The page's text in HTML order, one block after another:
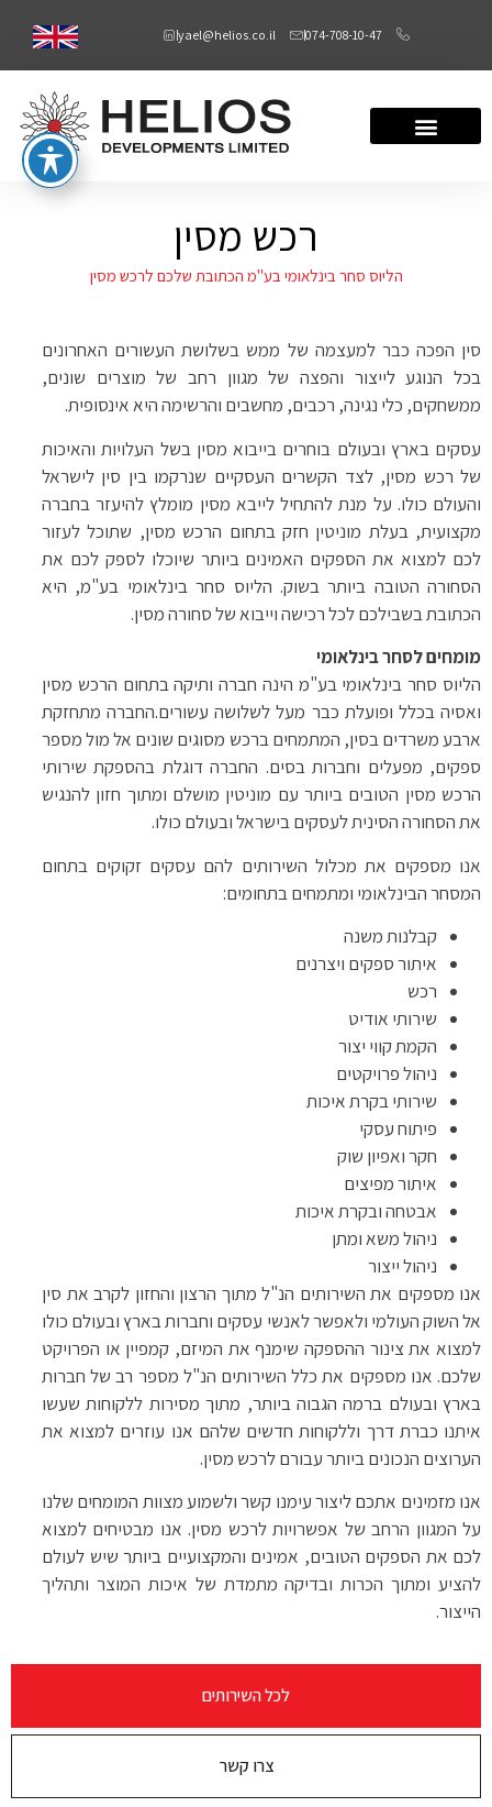
074-708-10-47
yael@helios.co.il
רכש מסין
הליוס סחר בינלאומי בע"מ הכתובת שלכם לרכש מסין
סין הפכה כבר למעצמה של ממש בשלושת העשורים האחרונים
בכל הנוגע לייצור והפצה של מגוון רחב של מוצרים שונים,
ממשחקים, כלי נגינה, רכבים, מחשבים והרשימה היא אינסופית.
עסקים בארץ ובעולם בוחרים בייבוא מסין בשל העלויות והאיכות
של רכש מסין, לצד הקשרים העסקיים שנרקמו בין סין לישראל
והעולם כולו. על מנת להתחיל לייבא מסין מומלץ להיעזר בחברה
מקצועית, בעלת מוניטין חזק בתחום הרכש מסין, שתוכל לעזור
לכם למצוא את הספקים האמינים ביותר שיוכלו לספק לכם את
הסחורה הטובה ביותר בשוק. הליוס סחר בינלאומי בע"מ, היא
הכתובת בשבילכם לכל רכישה וייבוא של סחורה מסין.
מומחים לסחר בינלאומי
הליוס סחר בינלאומי בע"מ הינה חברה ותיקה בתחום הרכש מסין
ואסיה בכלל ופועלת כבר מעל לשלושה עשורים.החברה מתחזקת
ארבע משרדים בסין, המתמחים ברכש מסוגים שונים אל מול מספר
ספקים, מפעלים וחברות בסים. החברה דוגלת בהספקת שירותי
הרכש מסין הטובים ביותר עם מוניטין מושלם ומתוך חזון להנגיש
את הסחורה הסינית לעסקים בישראל ובעולם כולו.
אנו מספקים את מכלול השירותים להם עסקים זקוקים בתחום
המסחר הבינלאומי ומתמחים בתחומים:
קבלנות משנה
איתור ספקים ויצרנים
רכש
שירותי אודיט
הקמת קווי יצור
ניהול פרויקטים
שירותי בקרת איכות
פיתוח עסקי
חקר ואפיון שוק
איתור מפיצים
אבטחה ובקרת איכות
ניהול משא ומתן
ניהול ייצור
אנו מספקים את השירותים הנ"ל מתוך הרצון והחזון לקרב את סין
אל השוק העולמי ולאפשר לאנשי עסקים וחברות בארץ ובעולם כולו
למצוא את צינור ההספקה שימנף את המיזם, קמפיין או הפרויקט
שלכם. אנו מספקים את כלל השירותים הנ"ל מספר רב של חברות
בארץ ובעולם ברמה הגבוה ביותר, מתוך מסירות ללקוחות שעשו
איתנו כברת דרך וללקוחות חדשים שלהם אנו עוזרים למצוא את
הערוצים הנכונים ביותר עבורם לרכש מסין.
אנו מזמינים אתכם ליצור עימנו קשר ולשמוע מצוות המומחים שלנו
על המגוון הרחב של אפשרויות לרכש מסין. אנו מבטיחים למצוא
לכם את הספקים הטובים, אמינים והמקצועיים ביותר שיש לעולם
להציע ומתוך הכרות ובדיקה מתמדת של איכות המוצר ותהליך
הייצור.
לכל השירותים
צרו קשר